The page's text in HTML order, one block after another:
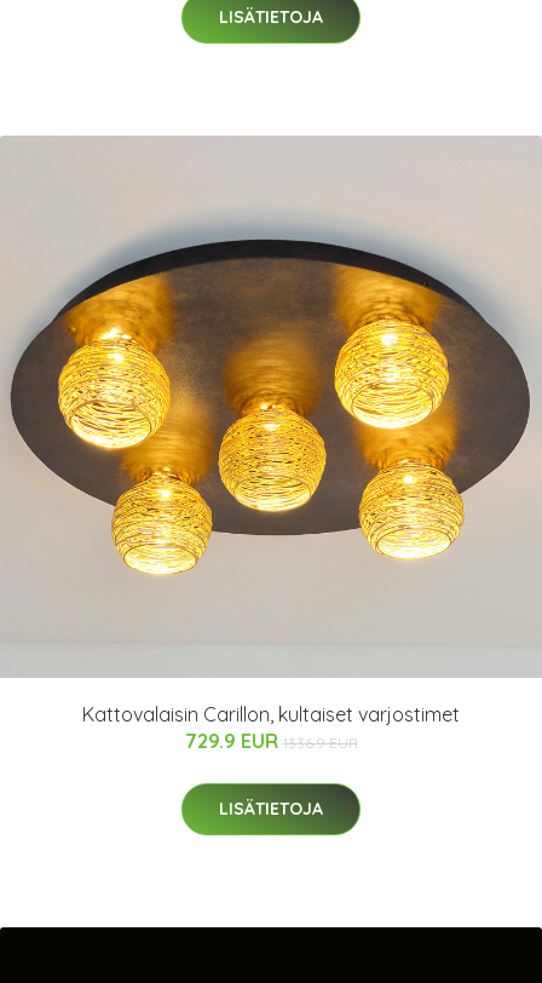
LISÄTIETOJA
Kattovalaisin Carillon, kultaiset varjostimet
729.9 EUR 1336.9 EUR
LISÄTIETOJA